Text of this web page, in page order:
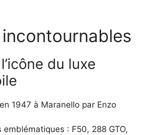
du luxe
1947 à Maranello par Enzo
emblématiques : F50, 288 GTO,